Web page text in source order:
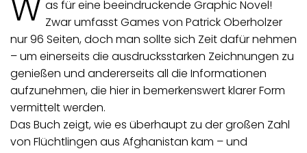
as für eine beeindruckende Graphic Novel!
Zwar umfasst Games von Patrick Oberholzer
nur 96 Seiten, doch man sollte sich Zeit dafür nehmen
– um einerseits die ausdrucksstarken Zeichnungen zu
genießen und andererseits all die Informationen
aufzunehmen, die hier in bemerkenswert klarer Form
vermittelt werden.
Das Buch zeigt, wie es überhaupt zu der großen Zahl
von Flüchtlingen aus Afghanistan kam – und